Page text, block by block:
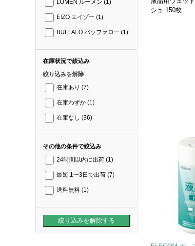
LUMEN ルーメン (1)
EIZO エイゾー (1)
BUFFALO バッファロー (1)
在庫状況で絞込み
絞り込みを解除
在庫あり (7)
在庫わずか (1)
在庫なし (36)
その他の条件で絞込み
24時間以内に出荷 (1)
最短 1〜3日で出荷 (7)
送料無料 (1)
シュ 150枚